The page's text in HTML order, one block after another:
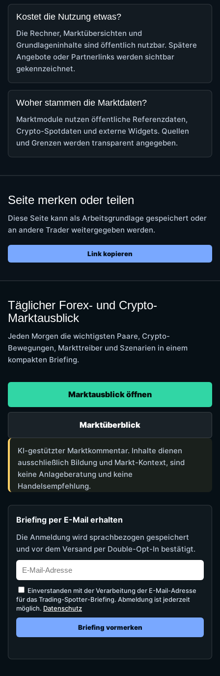
Kostet die Nutzung etwas?
Die Rechner, Marktübersichten und
Grundlageninhalte sind öffentlich nutzbar. Spätere
Angebote oder Partnerlinks werden sichtbar
gekennzeichnet.
Woher stammen die Marktdaten?
Marktmodule nutzen öffentliche Referenzdaten,
Crypto-Spotdaten und externe Widgets. Quellen
und Grenzen werden transparent angegeben.
Seite merken oder teilen
Diese Seite kann als Arbeitsgrundlage gespeichert oder
an andere Trader weitergegeben werden.
Link kopieren
Täglicher Forex- und Crypto-
Marktausblick
Jeden Morgen die wichtigsten Paare, Crypto-
Bewegungen, Markttreiber und Szenarien in einem
kompakten Briefing.
Marktausblick öffnen
Marktüberblick
KI-gestützter Marktkommentar. Inhalte dienen
ausschließlich Bildung und Markt-Kontext, sind
keine Anlageberatung und keine
Handelsempfehlung.
Briefing per E-Mail erhalten
Die Anmeldung wird sprachbezogen gespeichert
und vor dem Versand per Double-Opt-In bestätigt.
Einverstanden mit der Verarbeitung der E-Mail-Adresse
für das Trading-Spotter-Briefing. Abmeldung ist jederzeit
möglich. Datenschutz
Briefing vormerken